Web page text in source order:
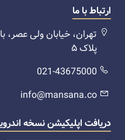
ارتباط با ما
تهران، خیابان ولی عصر،
پلاک ۵
021-43675000
info@mansana.co
دریافت اپلیکیشن نسخه